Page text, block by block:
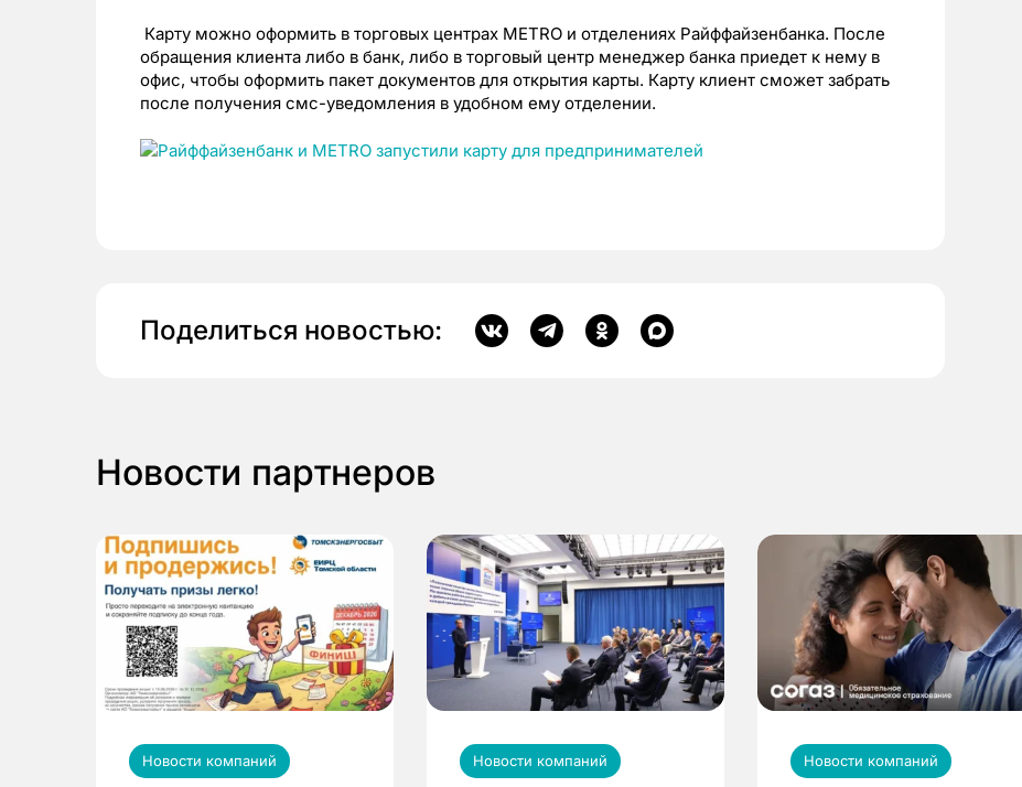
Карту можно оформить в торговых центрах METRO и отделениях Райффайзенбанка. После
обращения клиента либо в банк, либо в торговый центр менеджер банка приедет к нему в
офис, чтобы оформить пакет документов для открытия карты. Карту клиент сможет забрать
после получения смс-уведомления в удобном ему отделении.
Поделиться новостью:
Новости партнеров
Новости компаний Новости компаний Новости компаний